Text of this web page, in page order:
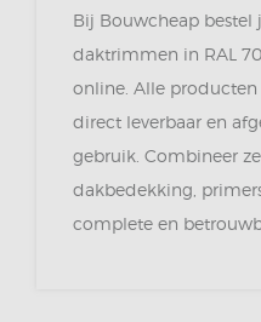
Bij Bouwcheap
daktrimmen in RAL
online. Alle
direct leverbaar en
gebruik. Combineer
dakbedekking,
complete en